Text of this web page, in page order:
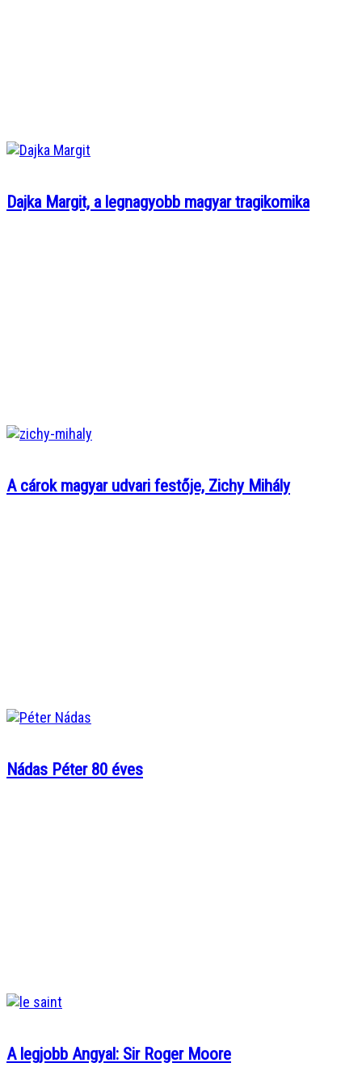
Dajka Margit, a legnagyobb magyar tragikomika
A cárok magyar udvari festője, Zichy Mihály
Nádas Péter 80 éves
A legjobb Angyal: Sir Roger Moore